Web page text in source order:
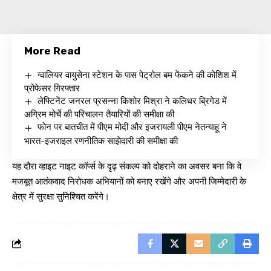
More Read
ग्वालियर वायुसेना स्टेशन के पास पेट्रोल बम फेंकने की कोशिश में
प्रोफेसर गिरफ्तार
लेफ्टिनेंट जनरल प्रसन्ना किशोर मिश्रा ने कलिधर ब्रिगेड में
अग्रिम मोर्चे की परिचालन तैयारियों की समीक्षा की
फोन पर बातचीत में पीएम मोदी और इजरायली पीएम नेतन्याहू ने
भारत-इजराइल रणनीतिक साझेदारी की समीक्षा की
यह दौरा व्हाइट नाइट कॉर्प्स के दृढ़ संकल्प को दोहराने का अवसर बना कि वे
मजबूत आतंकवाद निरोधक अभियानों को बनाए रखेंगे और अपनी जिम्मेदारी के
क्षेत्र में सुरक्षा सुनिश्चित करेंगे।